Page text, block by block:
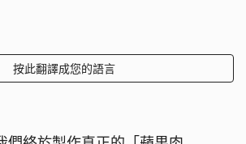
按此翻譯成您的語言